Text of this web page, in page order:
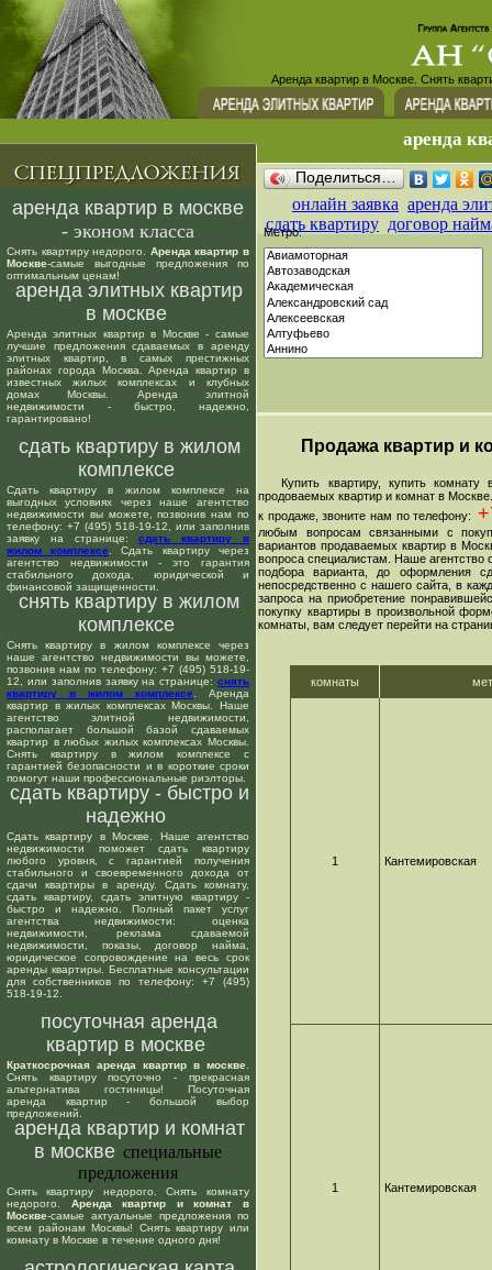
Аренда квартир в Москве. Снять
аренда
аренда квартир в москве
- эконом класса
Снять квартиру недорого. Аренда квартир в
Москве-самые выгодные предложения по
оптимальным ценам!
аренда элитных квартир
в москве
Аренда элитных квартир в Москве - самые
лучшие предложения сдаваемых в аренду
элитных квартир, в самых престижных
районах города Москва. Аренда квартир в
известных жилых комплексах и клубных
домах Москвы. Аренда элитной
недвижимости - быстро, надежно,
гарантировано!
сдать квартиру в жилом
комплексе
Сдать квартиру в жилом комплексе на
выгодных условиях через наше агентство
недвижимости вы можете, позвонив нам по
телефону: +7 (495) 518-19-12, или заполнив
заявку на странице:сдать квартиру в
жилом комплексе . Сдать квартиру через
агентство недвижимости - это гарантия
стабильного дохода, юридической и
финансовой защищенности.
снять квартиру в жилом
комплексе
Снять квартиру в жилом комплексе через
наше агентство недвижимости вы можете,
позвонив нам по телефону: +7 (495) 518-19-
12, или заполнив заявку на странице: снять
квартиру в жилом комплексе . Аренда
квартир в жилых комплексах Москвы. Наше
агентство элитной недвижимости,
располагает большой базой сдаваемых
квартир в любых жилых комплексах Москвы.
Снять квартиру в жилом комплексе с
гарантией безопасности и в короткие сроки
помогут наши профессиональные риэлторы.
сдать квартиру - быстро и
надежно
Сдать квартиру в Москве. Наше агентство
недвижимости поможет сдать квартиру
любого уровня, с гарантией получения
стабильного и своевременного дохода от
сдачи квартиры в аренду. Сдать комнату,
сдать квартиру, сдать элитную квартиру -
быстро и надежно. Полный пакет услуг
агентства недвижимости: оценка
недвижимости, реклама сдаваемой
недвижимости, показы, договор найма,
юридическое сопровождение на весь срок
аренды квартиры. Бесплатные консультации
для собственников по телефону: +7 (495)
518-19-12.
посуточная аренда
квартир в москве
Краткосрочная аренда квартир в москве
Снять квартиру посуточно - прекрасная
альтернатива гостиницы! Посуточная
аренда квартир - большой выбор
предложений.
аренда квартир и комнат
в москве специальные
предложения
Снять квартиру недорого. Снять комнату
недорого. Аренда квартир и комнат в
Москве-самые актуальные предложения по
всем районам Москвы! Снять квартиру или
комнату в Москве в течение одного дня!
Поделиться…
онлайн заявка аренда
сдать квартиру договор
Метро:
Продажа квартир и
Купить квартиру, купить комнату
продоваемых квартир и комнат в
к продаже, звоните нам по телефону:
любым вопросам связанными с
вариантов продаваемых квартир в
вопроса специалистам. Наше агентство
подбора варианта, до оформления
непосредственно с нашего сайта, в
запроса на приобретение
покупку квартиры в произвольной
комнаты, вам следует перейти на
комнаты
1 Кантемировская
1 Кантемировская